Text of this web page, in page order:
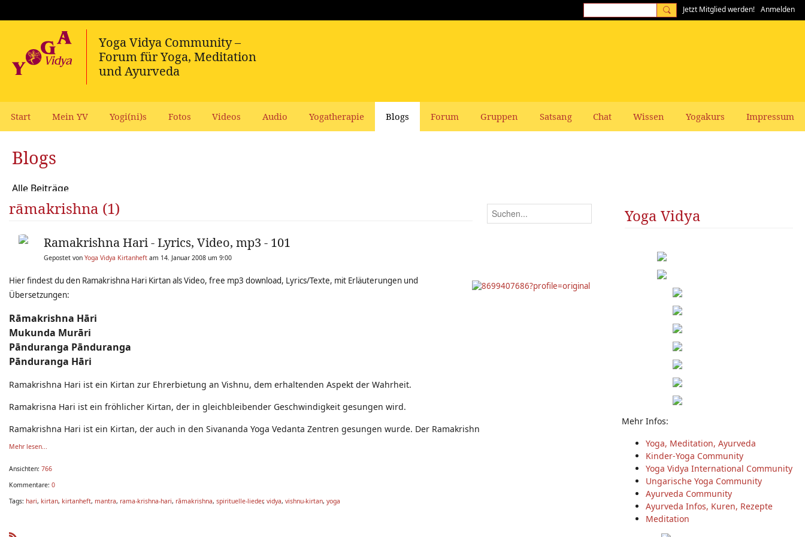
Jetzt Mitglied werden! Anmelden
Start Mein YV Yogi(ni)s Fotos Videos Audio Yogatherapie Blogs Forum Gruppen Satsang Chat Wissen Yogakurs Impressum
Blogs
Alle Beiträge
rāmakrishna (1)
Ramakrishna Hari - Lyrics, Video, mp3 - 101
Gepostet von Yoga Vidya Kirtanheft am 14. Januar 2008 um 9:00
Hier findest du den Ramakrishna Hari Kirtan als Video, free mp3 download, Lyrics/Texte, mit Erläuterungen und
Übersetzungen:
Rāmakrishna Hāri
Mukunda Murāri
Pānduranga Pānduranga
Pānduranga Hāri
Ramakrishna Hari ist ein Kirtan zur Ehrerbietung an Vishnu, dem erhaltenden Aspekt der Wahrheit.
Ramakrisna Hari ist ein fröhlicher Kirtan, der in gleichbleibender Geschwindigkeit gesungen wird.
Ramakrishna Hari ist ein Kirtan, der auch in den Sivananda Yoga Vedanta Zentren gesungen wurde. Der Ramakrishn
Mehr lesen...
Ansichten: 766
Kommentare: 0
Tags: hari, kirtan, kirtanheft, mantra, rama-krishna-hari, rāmakrishna, spirituelle-lieder, vidya, vishnu-kirtan, yoga
Yoga Vidya
Mehr Infos:
Yoga, Meditation, Ayurveda
Kinder-Yoga Community
Yoga Vidya International Community
Ungarische Yoga Community
Ayurveda Community
Ayurveda Infos, Kuren, Rezepte
Meditation